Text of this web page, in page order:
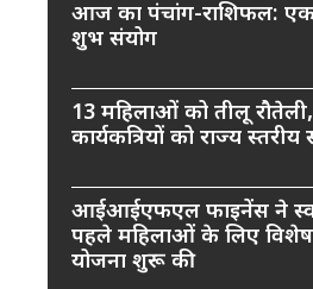
आज का पंचांग-राशिफल:
शुभ संयोग
13 महिलाओं को तीलू
कार्यकत्रियों को राज्य स्तरीय
आईआईएफएल फाइनेंस ने
पहले महिलाओं के लिए विशेष
योजना शुरू की